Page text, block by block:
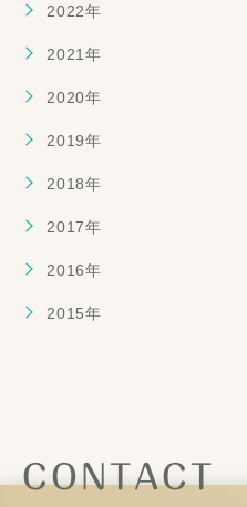
2022年
2021年
2020年
2019年
2018年
2017年
2016年
2015年
CONTACT